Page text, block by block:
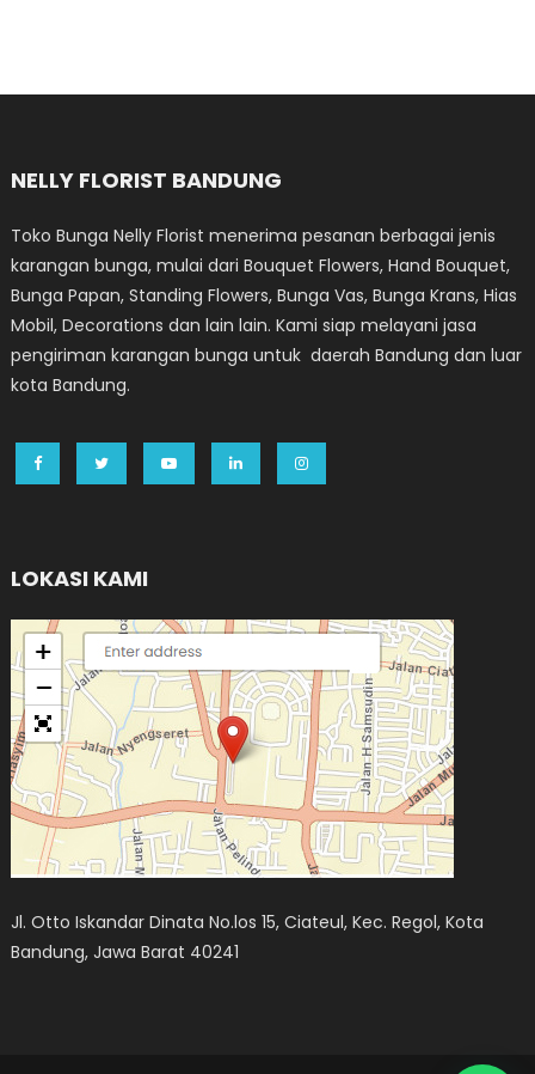
NELLY FLORIST BANDUNG
Toko Bunga Nelly Florist menerima pesanan berbagai jenis
karangan bunga, mulai dari Bouquet Flowers, Hand Bouquet,
Bunga Papan, Standing Flowers, Bunga Vas, Bunga Krans, Hias
Mobil, Decorations dan lain lain. Kami siap melayani jasa
pengiriman karangan bunga untuk daerah Bandung dan luar
kota Bandung.
LOKASI KAMI
Jl. Otto Iskandar Dinata No.los 15, Ciateul, Kec. Regol, Kota
Bandung, Jawa Barat 40241